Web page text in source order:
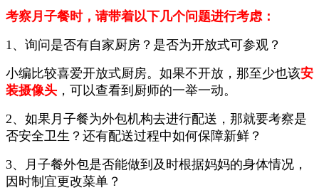
考察月子餐时，请带着以下几个问题进行考虑：
1、询问是否有自家厨房？是否为开放式可参观？
小编比较喜爱开放式厨房。如果不开放，那至少也该安
装摄像头 ，可以查看到厨师的一举一动。
2、如果月子餐为外包机构去进行配送，那就要考察是
否安全卫生？还有配送过程中如何保障新鲜？
3、月子餐外包是否能做到及时根据妈妈的身体情况，
因时制宜更改菜单？